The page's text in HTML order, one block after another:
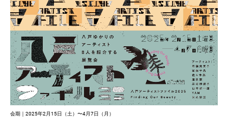
会期｜ 2025年2月15日（土）〜4月7日（月）